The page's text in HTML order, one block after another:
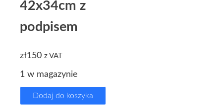
42x34cm z
podpisem
zł150 z VAT
1 w magazynie
Dodaj do koszyka